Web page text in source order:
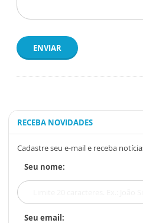
ENVIAR
RECEBA NOVIDADES
Cadastre seu e-mail e receba
Seu nome:
Seu email: